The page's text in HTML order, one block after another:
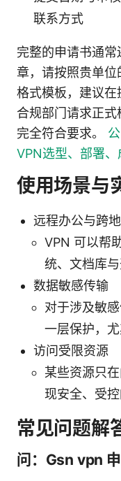
联系方式
完整的申请书通
章，请按照贵单
格式模板，建议
合规部门请求正
完全符合要求。
VPN选型、部署
使用场景与
远程办公与跨
VPN 可以帮
统、文档库
数据敏感传输
对于涉及敏
一层保护，
访问受限资源
某些资源只
现安全、受控
常见问题解
问：Gsn vpn